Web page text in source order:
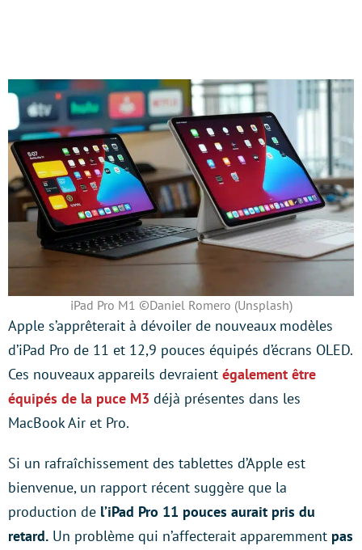
iPad Pro M1 ©Daniel Romero (Unsplash)
Apple s’apprêterait à dévoiler de nouveaux modèles
d’iPad Pro de 11 et 12,9 pouces équipés d’écrans OLED.
Ces nouveaux appareils devraient également être
équipés de la puce M3 déjà présentes dans les
MacBook Air et Pro.
Si un rafraîchissement des tablettes d’Apple est
bienvenue, un rapport récent suggère que la
production de l’iPad Pro 11 pouces aurait pris du
retard. Un problème qui n’affecterait apparemment pas